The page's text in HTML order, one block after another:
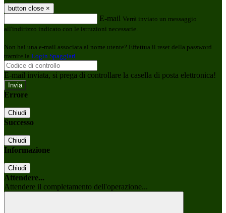
button close ×
E-mail Verrà inviato un messaggio
all'indirizzo indicato con le istruzioni necessarie.
Non hai una e-mail associata al nome utente? Effettua il reset della password
tramite la Login Spaggiari
E-mail inviata, si prega di controllare la casella di posta elettronica!
Errore
Chiudi
Successo
Chiudi
Informazione
Chiudi
Attendere...
Attendere il completamento dell'operazione...